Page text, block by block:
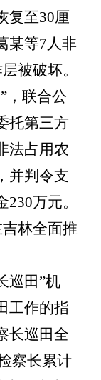
复至30厘
某等7人非
被破坏。
，联合公
托第三方
法占用农
并判令支
万元。
林全面推
巡田”机
工作的指
长巡田全
察长累计